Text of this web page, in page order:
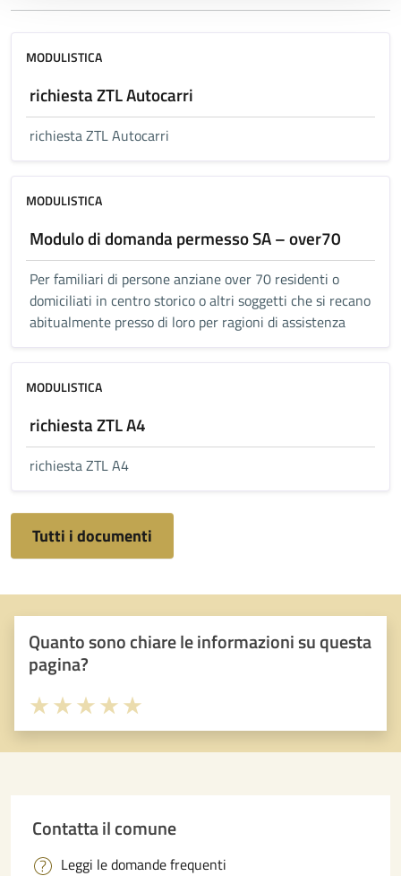
MODULISTICA
richiesta ZTL Autocarri
richiesta ZTL Autocarri
MODULISTICA
Modulo di domanda permesso SA – over70
Per familiari di persone anziane over 70 residenti o
domiciliati in centro storico o altri soggetti che si recano
abitualmente presso di loro per ragioni di assistenza
MODULISTICA
richiesta ZTL A4
richiesta ZTL A4
Tutti i documenti
Quanto sono chiare le informazioni su questa
pagina?
Valuta 5 stelle su 5
Valuta 4 stelle su 5
Valuta 3 stelle su 5
Valuta 2 stelle su 5
Valuta 1 stelle su 5
Contatta il comune
Leggi le domande frequenti